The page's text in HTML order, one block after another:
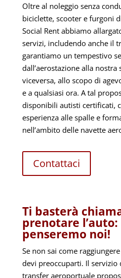
Oltre al noleggio senza
biciclette, scooter e furgoni
Social Rent abbiamo
servizi, includendo anche il
garantiamo un tempestivo
dall’aerostazione alla nostra
viceversa, allo scopo di
e a qualsiasi ora. A tal
disponibili autisti certificati,
esperienza alle spalle e
nell’ambito delle navette
Contattaci
Ti basterà
prenotare
penseremo noi!
Se non sai come
devi preoccuparti. Il servizio
transfer aeroportuale